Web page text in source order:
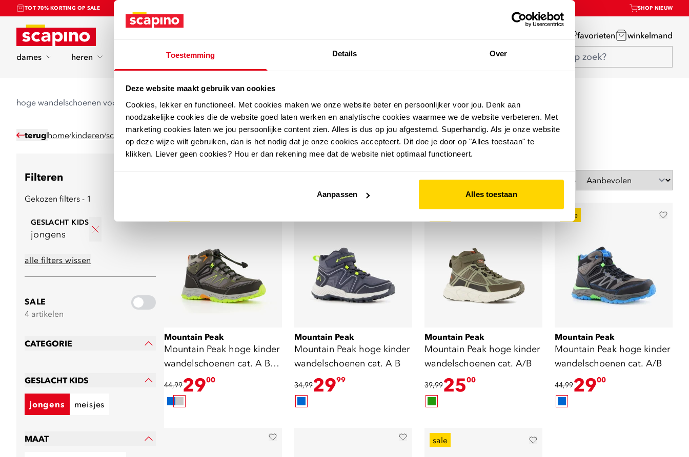
Toestemming Details Over
Deze website maakt gebruik van cookies
Cookies, lekker en functioneel. Met cookies maken we onze website beter en persoonlijker voor jou. Denk aan
noodzakelijke cookies die de website goed laten werken en analytische cookies waarmee we de website verbeteren. Met
marketing cookies laten we jou persoonlijke content zien. Alles is dus op jou afgestemd. Superhandig. Als je onze website
op deze wijze wilt gebruiken, dan is het nodig dat je onze cookies accepteert. Dit doe je door op "Alles toestaan" te
klikken. Liever geen cookies? Hou er dan rekening mee dat de website niet optimaal functioneert.
Aanpassen Alles toestaan
TOT 70% KORTING OP SALE SHOP NIEUW
Home favorieten winkelmand
dames heren sport merken
hoge wandelschoenen voor jongens
terug home/kinderen/schoenen wandelschoenen hoge wandelschoenen
Filteren
Gekozen filters - 1
GESLACHT KIDS
jongens
alle filters wissen
SALE
4 artikelen
CATEGORIE
GESLACHT KIDS
jongens meisjes
MAAT
Sorteer op
Mountain Peak
Mountain Peak hoge kinder
wandelschoenen cat. A B
44,992900
Mountain Peak
Mountain Peak hoge kinder
wandelschoenen cat. A B
34,992999
Mountain Peak
Mountain Peak hoge kinder
wandelschoenen cat. A/B
39,992500
sale
Mountain Peak
Mountain Peak hoge kinder
wandelschoenen cat. A/B
44,992900
sale